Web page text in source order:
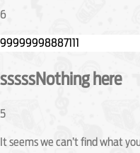
6
sssssNothing here
5
It seems we can’t find what